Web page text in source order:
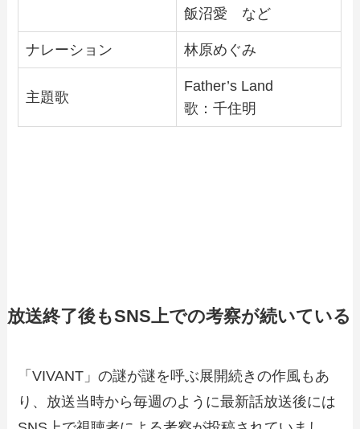
飯沼愛 など
ナレーション 林原めぐみ
主題歌
Father’s Land
歌：千住明
放送終了後もSNS上での考察が続いている
「VIVANT」の謎が謎を呼ぶ展開続きの作風もあ
り、放送当時から毎週のように最新話放送後には